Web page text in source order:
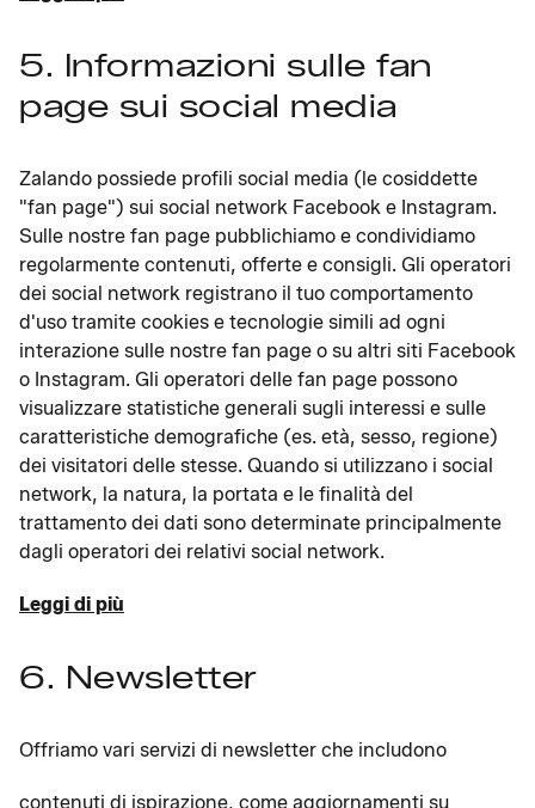
5. Informazioni sulle fan
page sui social media
Zalando possiede profili social media (le cosiddette
"fan page") sui social network Facebook e Instagram.
Sulle nostre fan page pubblichiamo e condividiamo
regolarmente contenuti, offerte e consigli. Gli operatori
dei social network registrano il tuo comportamento
d'uso tramite cookies e tecnologie simili ad ogni
interazione sulle nostre fan page o su altri siti Facebook
o Instagram. Gli operatori delle fan page possono
visualizzare statistiche generali sugli interessi e sulle
caratteristiche demografiche (es. età, sesso, regione)
dei visitatori delle stesse. Quando si utilizzano i social
network, la natura, la portata e le finalità del
trattamento dei dati sono determinate principalmente
dagli operatori dei relativi social network.
Leggi di più
6. Newsletter
Offriamo vari servizi di newsletter che includono
contenuti di ispirazione, come aggiornamenti su